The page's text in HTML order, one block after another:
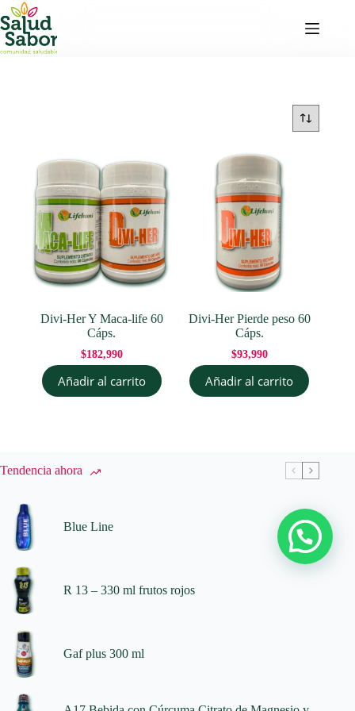
Saltar
al
contenido
Divi-Her Y Maca-life 60
Cáps.
$182,990
Añadir al carrito
Divi-Her Pierde peso 60
Cáps.
$93,990
Añadir al carrito
Tendencia ahora
Blue Line
R 13 – 330 ml frutos rojos
Gaf plus 300 ml